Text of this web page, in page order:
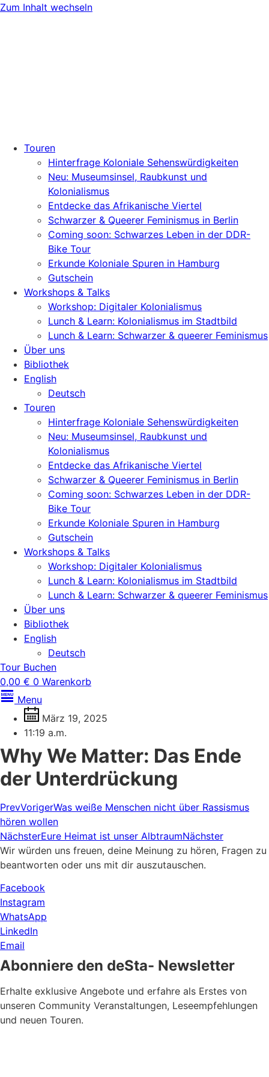
Zum Inhalt wechseln
Touren
Hinterfrage Koloniale Sehenswürdigkeiten
Neu: Museumsinsel, Raubkunst und
Kolonialismus
Entdecke das Afrikanische Viertel
Schwarzer & Queerer Feminismus in Berlin
Coming soon: Schwarzes Leben in der DDR-
Bike Tour
Erkunde Koloniale Spuren in Hamburg
Gutschein
Workshops & Talks
Workshop: Digitaler Kolonialismus
Lunch & Learn: Kolonialismus im Stadtbild
Lunch & Learn: Schwarzer & queerer Feminismus
Über uns
Bibliothek
English
Deutsch
Touren
Hinterfrage Koloniale Sehenswürdigkeiten
Neu: Museumsinsel, Raubkunst und
Kolonialismus
Entdecke das Afrikanische Viertel
Schwarzer & Queerer Feminismus in Berlin
Coming soon: Schwarzes Leben in der DDR-
Bike Tour
Erkunde Koloniale Spuren in Hamburg
Gutschein
Workshops & Talks
Workshop: Digitaler Kolonialismus
Lunch & Learn: Kolonialismus im Stadtbild
Lunch & Learn: Schwarzer & queerer Feminismus
Über uns
Bibliothek
English
Deutsch
Tour Buchen
0,00 € 0 Warenkorb
Menu
März 19, 2025
11:19 a.m.
Why We Matter: Das Ende
der Unterdrückung
PrevVorigerWas weiße Menschen nicht über Rassismus
hören wollen
NächsterEure Heimat ist unser AlbtraumNächster
Wir würden uns freuen, deine Meinung zu hören, Fragen zu
beantworten oder uns mit dir auszutauschen.
Facebook
Instagram
WhatsApp
LinkedIn
Email
Abonniere den deSta- Newsletter
Erhalte exklusive Angebote und erfahre als Erstes von
unseren Community Veranstaltungen, Leseempfehlungen
und neuen Touren.